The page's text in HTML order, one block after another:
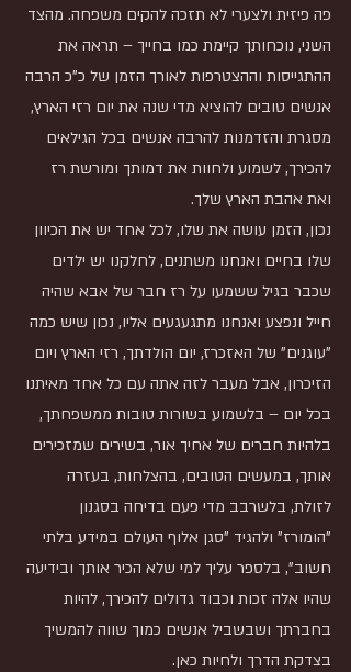
פה פיזית ולצערי לא תזכה להקים משפחה. מהצד
השני, נוכחותך קיימת כמו בחייך – תראה את
ההתגייסות וההצטרפות לאורך הזמן של כ"כ הרבה
אנשים טובים להוציא מדי שנה את יום רזי הארץ,
מסגרת והזדמנות להרבה אנשים בכל הגילאים
להכירך, לשמוע ולחוות את דמותך ומורשת רז
ואת אהבת הארץ שלך.
נכון, הזמן עושה את שלו, לכל אחד יש את הכיוון
שלו בחיים ואנחנו משתנים, לחלקנו יש ילדים
שכבר בגיל ששמעו על רז חבר של אבא שהיה
חייל ונפצע ואנחנו מתגעגעים אליו, נכון שיש כמה
"עוגנים" של האזכרז, יום הולדתך, רזי הארץ ויום
הזיכרון, אבל מעבר לזה אתה עם כל אחד מאיתנו
בכל יום – בלשמוע בשורות טובות ממשפחתך,
בלהיות חברים של אחיך אור, בשירים שמזכירים
אותך, במעשים הטובים, בהצלחות, בעזרה
לזולת, בלשרבב מדי פעם בדיחה בסגנון
"הומורז" ולהגיד "סגן אלוף העולם במידע בלתי
חשוב", בלספר עליך למי שלא הכיר אותך ובידיעה
שהיו אלה זכות וכבוד גדולים להכירך, להיות
בחברתך ושבשביל אנשים כמוך שווה להמשיך
בצדקת הדרך ולחיות כאן.